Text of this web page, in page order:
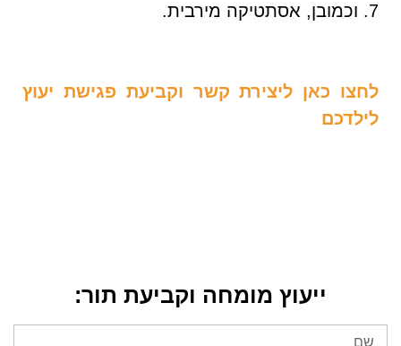
7. וכמובן, אסתטיקה מירבית.
לחצו כאן ליצירת קשר וקביעת פגישת יעוץ
לילדכם
ייעוץ מומחה וקביעת תור: